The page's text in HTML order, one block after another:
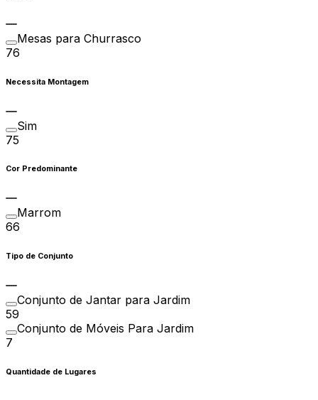
Mesas para Churrasco
76
Necessita Montagem
Sim
75
Cor Predominante
Marrom
66
Tipo de Conjunto
Conjunto de Jantar para Jardim
59
Conjunto de Móveis Para Jardim
7
Quantidade de Lugares